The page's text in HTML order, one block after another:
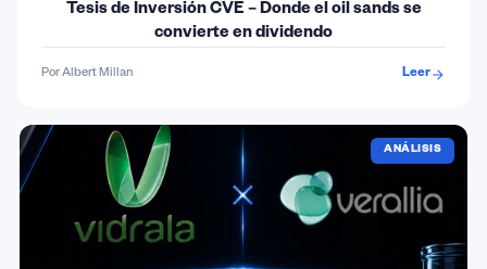
Tesis de Inversión CVE – Donde el oil sands se
convierte en dividendo
Por Albert Millan Leer
ANÁLISIS